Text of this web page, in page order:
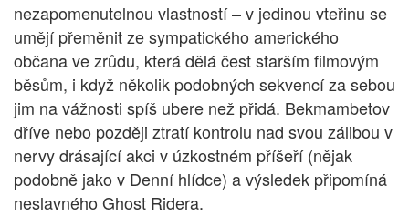
nezapomenutelnou vlastností – v jedinou vteřinu se
umějí přeměnit ze sympatického amerického
občana ve zrůdu, která dělá čest starším filmovým
běsům, i když několik podobných sekvencí za sebou
jim na vážnosti spíš ubere než přidá. Bekmambetov
dříve nebo později ztratí kontrolu nad svou zálibou v
nervy drásající akci v úzkostném příšeří (nějak
podobně jako v Denní hlídce) a výsledek připomíná
neslavného Ghost Ridera.